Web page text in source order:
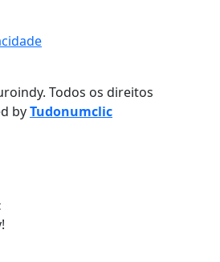
Todos os direitos
byTudonumclic